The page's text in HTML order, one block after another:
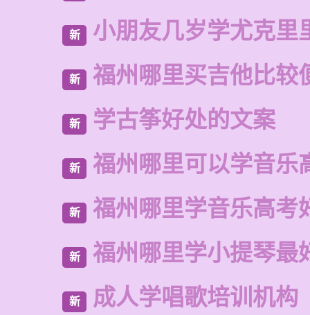
新 小朋友几岁学尤克里
新 福州哪里买吉他比较
新 学古筝好处的文案
新 福州哪里可以学音乐
新 福州哪里学音乐高考
新 福州哪里学小提琴最
新 成人学唱歌培训机构